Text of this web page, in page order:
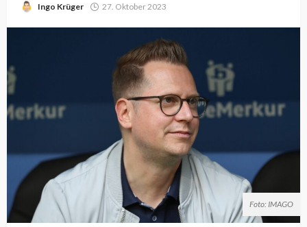
Ingo Krüger 27. Oktober 2023
Foto: IMAGO